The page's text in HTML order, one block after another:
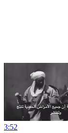
3:52